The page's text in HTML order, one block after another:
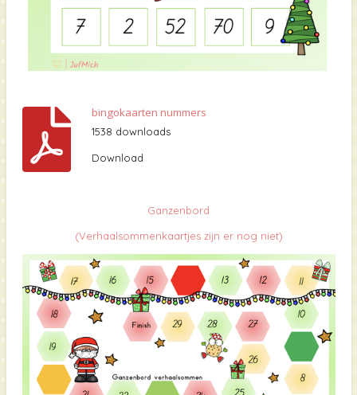
bingokaarten nummers
1538 downloads
Download
Ganzenbord
(Verhaalsommenkaartjes zijn er nog niet)